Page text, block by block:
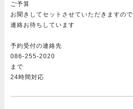
ご予算
お聞きしてセットさせていただきますので
連絡お待ちしています
予約受付の連絡先
086-255-2020
まで
24時間対応